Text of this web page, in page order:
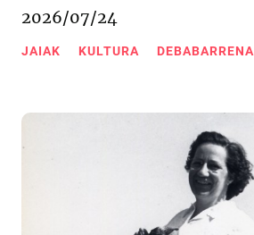
2026/07/24
JAIAK KULTURA DEBABARRENA